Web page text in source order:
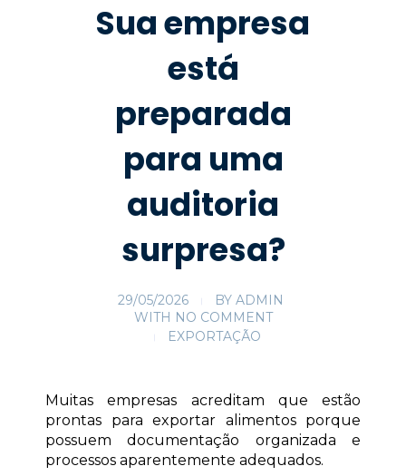
Sua empresa
está
preparada
para uma
auditoria
surpresa?
29/05/2026 BY ADMIN
WITH NO COMMENT
EXPORTAÇÃO
Muitas empresas acreditam que estão
prontas para exportar alimentos porque
possuem documentação organizada e
processos aparentemente adequados.